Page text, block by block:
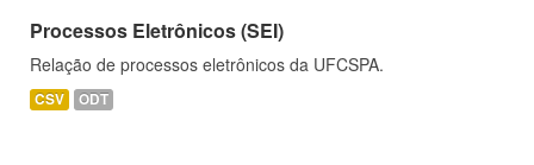
Processos Eletrônicos (SEI)
Relação de processos eletrônicos da UFCSPA.
CSV ODT